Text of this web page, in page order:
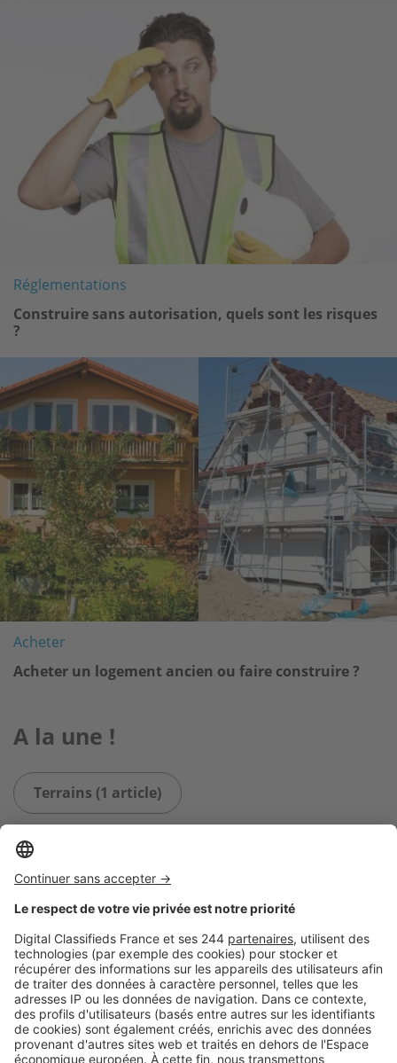
Réglementations
Construire sans autorisation, quels sont les risques
?
Image
Acheter
Acheter un logement ancien ou faire construire ?
A la une !
Terrains (1 article)
Logic-Immo c’est aussi …
Retrouvez-nous sur …